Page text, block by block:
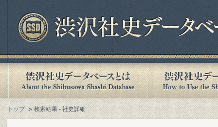
トップ 検索結果 - 社史詳細